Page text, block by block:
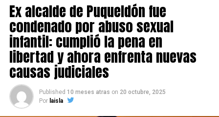
Ex alcalde de Puqueldón fue
condenado por abuso sexual
infantil: cumplió la pena en
libertad y ahora enfrenta nuevas
causas judiciales
Published 10 meses atras on 20 octubre, 2025
Por laisla